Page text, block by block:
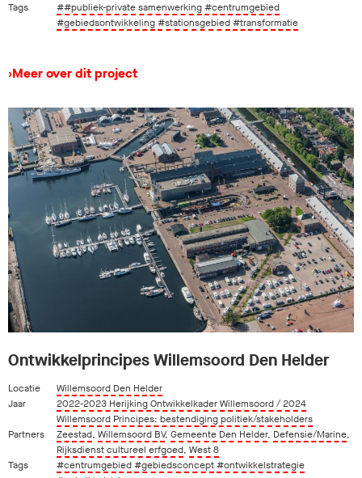
Tags
##publiek-private samenwerking#centrumgebied
#gebiedsontwikkeling#stationsgebied#transformatie
›Meer over dit project
Ontwikkelprincipes Willemsoord Den Helder
Locatie
Willemsoord Den Helder
Jaar
2022-2023 Herijking Ontwikkelkader Willemsoord / 2024
Willemsoord Principes: bestendiging politiek/stakeholders
Partners
Zeestad, Willemsoord BV, Gemeente Den Helder, Defensie/Marine,
Rijksdienst cultureel erfgoed, West 8
Tags
#centrumgebied#gebiedsconcept#ontwikkelstrategie